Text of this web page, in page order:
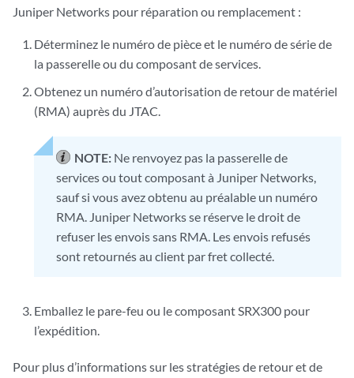
Juniper Networks pour réparation ou remplacement :
Déterminez le numéro de pièce et le numéro de série de
la passerelle ou du composant de services.
Obtenez un numéro d’autorisation de retour de matériel
(RMA) auprès du JTAC.
NOTE: Ne renvoyez pas la passerelle de
services ou tout composant à Juniper Networks,
sauf si vous avez obtenu au préalable un numéro
RMA. Juniper Networks se réserve le droit de
refuser les envois sans RMA. Les envois refusés
sont retournés au client par fret collecté.
Emballez le pare-feu ou le composant SRX300 pour
l’expédition.
Pour plus d’informations sur les stratégies de retour et de